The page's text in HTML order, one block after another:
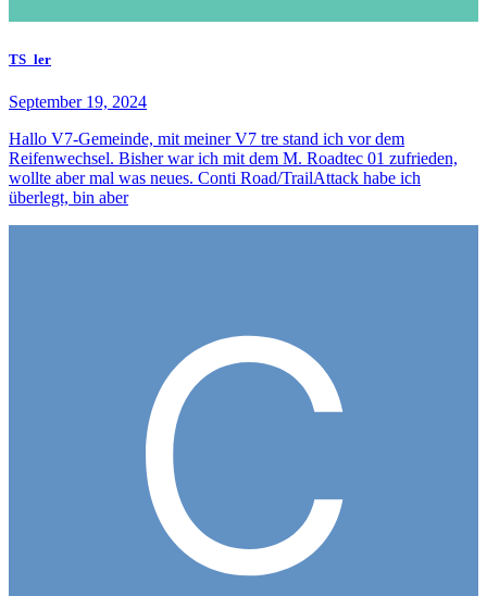
TS_ler
September 19, 2024
Hallo V7-Gemeinde, mit meiner V7 tre stand ich vor dem
Reifenwechsel. Bisher war ich mit dem M. Roadtec 01 zufrieden,
wollte aber mal was neues. Conti Road/TrailAttack habe ich
überlegt, bin aber